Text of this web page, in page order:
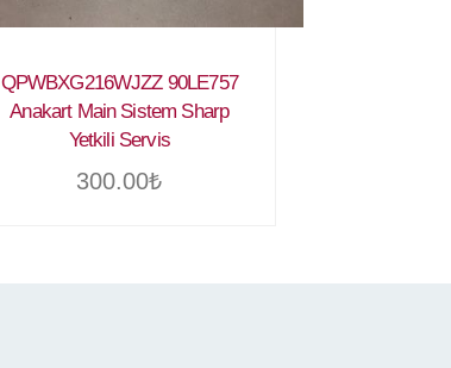
QPWBXG216WJZZ 90LE757
Anakart Main Sistem Sharp
Yetkili Servis
300.00₺